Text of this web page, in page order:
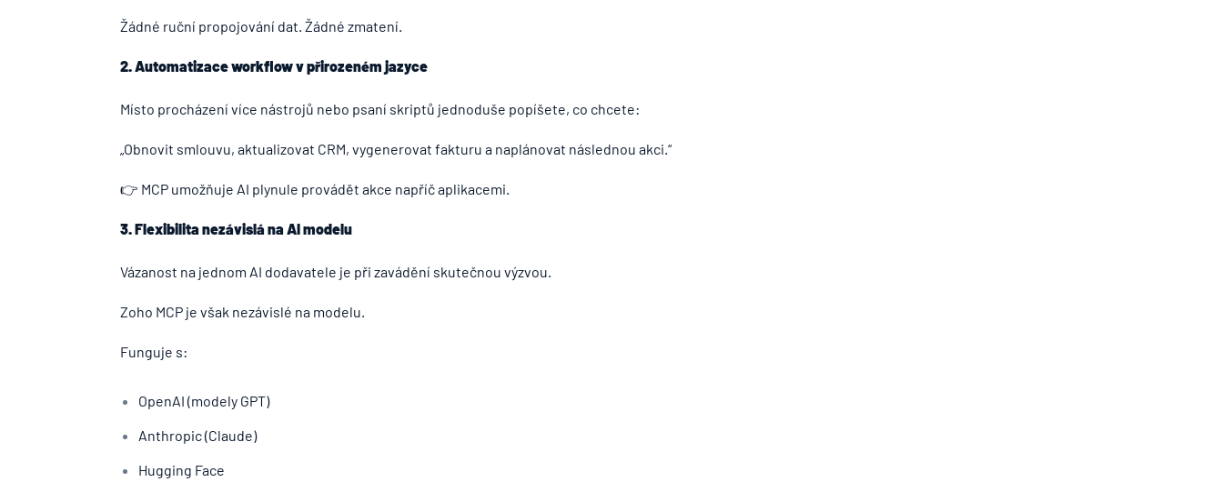
Žádné ruční propojování dat. Žádné zmatení.
2. Automatizace workflow v přirozeném jazyce
Místo procházení více nástrojů nebo psaní skriptů jednoduše popíšete, co chcete:
„Obnovit smlouvu, aktualizovat CRM, vygenerovat fakturu a naplánovat následnou akci.“
👉 MCP umožňuje AI plynule provádět akce napříč aplikacemi.
3. Flexibilita nezávislá na AI modelu
Vázanost na jednom AI dodavatele je při zavádění skutečnou výzvou.
Zoho MCP je však nezávislé na modelu.
Funguje s:
OpenAI (modely GPT)
Anthropic (Claude)
Hugging Face